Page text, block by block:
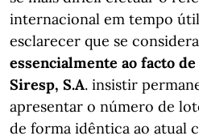
internacional em tempo
esclarecer que se
essencialmente ao facto
Siresp, S.A. insistir
apresentar o número de
de forma idêntica ao atual